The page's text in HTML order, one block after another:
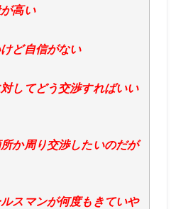
高い
ど自信がない
してどう交渉すればいい
か周り交渉したいのだが
スマンが何度もきていや